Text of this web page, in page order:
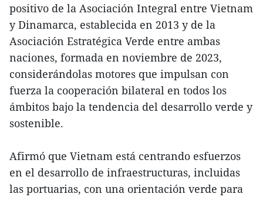
positivo de la Asociación Integral entre Vietnam
y Dinamarca, establecida en 2013 y de la
Asociación Estratégica Verde entre ambas
naciones, formada en noviembre de 2023,
considerándolas motores que impulsan con
fuerza la cooperación bilateral en todos los
ámbitos bajo la tendencia del desarrollo verde y
sostenible.
Afirmó que Vietnam está centrando esfuerzos
en el desarrollo de infraestructuras, incluidas
las portuarias, con una orientación verde para